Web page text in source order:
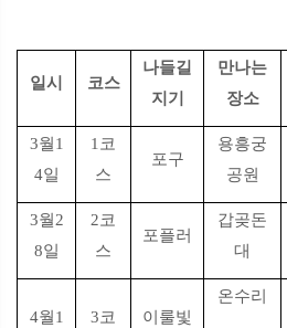
일시 코스
나들길
지기
만나는
장소
3월1
4일
1코
스
포구
용흥궁
공원
3월2
8일
2코
스
포플러
갑곶돈
대
4월1
3코
이룰빛
온수리